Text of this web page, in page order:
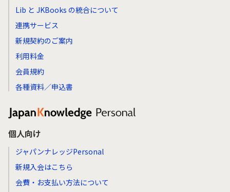
Lib と JKBooks の統合について
連携サービス
新規契約のご案内
利用料金
会員規約
各種資料／申込書
個人向け
ジャパンナレッジPersonal
新規入会はこちら
会費・お支払い方法について